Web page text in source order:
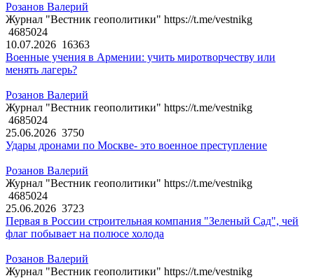
Розанов Валерий
Журнал "Вестник геополитики" https://t.me/vestnikg
4685024
10.07.2026 16363
Военные учения в Армении: учить миротворчеству или
менять лагерь?
Розанов Валерий
Журнал "Вестник геополитики" https://t.me/vestnikg
4685024
25.06.2026 3750
Удары дронами по Москве- это военное преступление
Розанов Валерий
Журнал "Вестник геополитики" https://t.me/vestnikg
4685024
25.06.2026 3723
Первая в России строительная компания "Зеленый Сад", чей
флаг побывает на полюсе холода
Розанов Валерий
Журнал "Вестник геополитики" https://t.me/vestnikg